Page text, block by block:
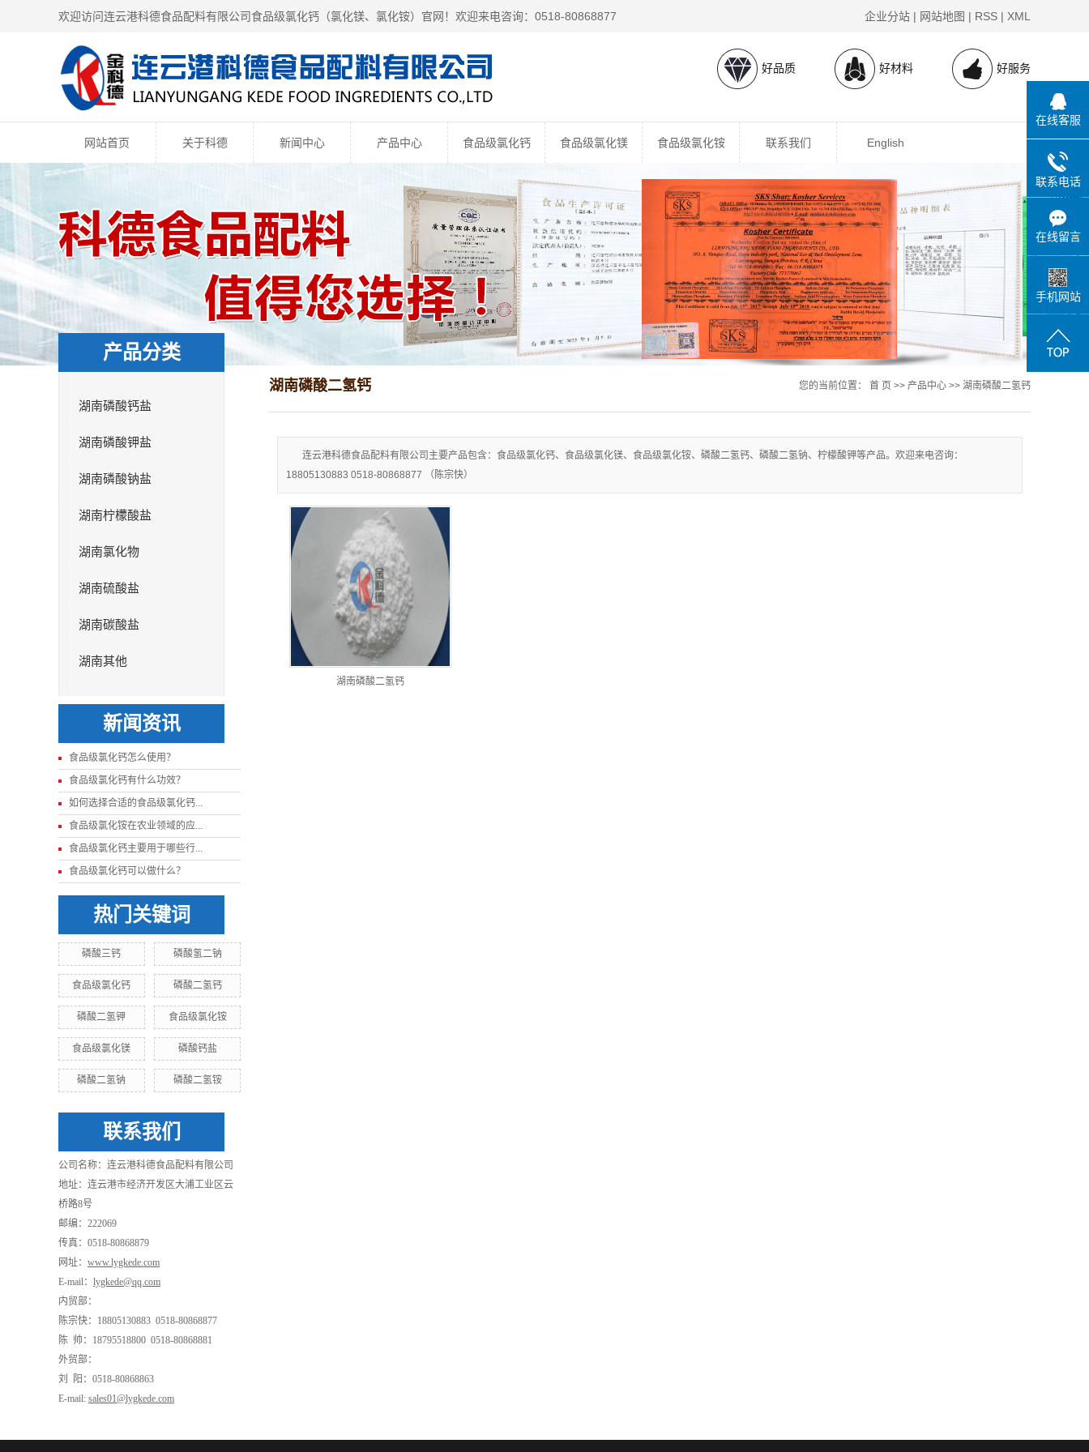
欢迎访问连云港科德食品配料有限公司食品级氯化钙（氯化镁、 氯化铵）官网！欢迎来电咨询：0518-80868877 企业分站 | 网站地图 | RSS | XML
好品质 好材料 好服务
网站首页 关于科德 新闻中心 产品中心 食品级氯化钙 食品级氯化镁 食品级氯化铵 联系我们 English
产品分类
湖南磷酸钙盐
湖南磷酸钾盐
湖南磷酸钠盐
湖南柠檬酸盐
湖南氯化物
湖南硫酸盐
湖南碳酸盐
湖南其他
新闻资讯
食品级氯化钙怎么使用？
食品级氯化钙有什么功效？
如何选择合适的食品级氯化钙...
食品级氯化铵在农业领域的应...
食品级氯化钙主要用于哪些行...
食品级氯化钙可以做什么？
热门关键词
磷酸三钙 磷酸氢二钠
食品级氯化钙 磷酸二氢钙
磷酸二氢钾 食品级氯化铵
食品级氯化镁 磷酸钙盐
磷酸二氢钠 磷酸二氢铵
联系我们
公司名称：连云港科德食品配料有限公司
地址：连云港市经济开发区大浦工业区云
桥路8号
邮编：222069
传真：0518-80868879
网址： www.lygkede.com
E-mail： lygkede@qq.com
内贸部：
陈宗快：18805130883 0518-80868877
陈 帅：18795518800 0518-80868881
外贸部：
刘 阳：0518-80868863
E-mail: sales01@lygkede.com
湖南磷酸二氢钙 您的当前位置： 首 页 >> 产品中心 >> 湖南磷酸二氢钙
连云港科德食品配料有限公司主要产品包含：食品级氯化钙、食品级氯化镁、食品级氯化铵、磷酸二氢钙、磷酸二氢钠、柠檬酸钾等产品。欢迎来电咨询：
18805130883 0518-80868877 （陈宗快）
湖南磷酸二氢钙
在线客服
联系电话
在线留言
手机网站